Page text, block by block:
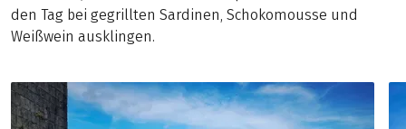
den Tag bei gegrillten Sardinen, Schokomousse und
Weißwein ausklingen.